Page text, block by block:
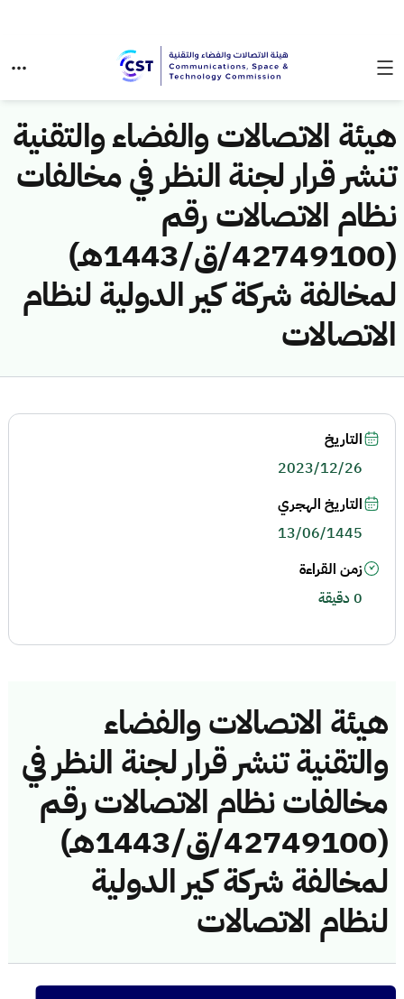
هيئة الاتصالات والفضاء والتقنية
تنشر قرار لجنة النظر في مخالفات
نظام الاتصالات رقم
(42749100/ق/1443هـ)
لمخالفة شركة كير الدولية لنظام
الاتصالات
هيئة الاتصالات والفضاء
والتقنية تنشر قرار لجنة النظر في
مخالفات نظام الاتصالات رقم
(42749100/ق/1443هـ)
لمخالفة شركة كير الدولية
لنظام الاتصالات
التاريخ
2023/12/26
التاريخ الهجري
13/06/1445
زمن القراءة
0 دقيقة